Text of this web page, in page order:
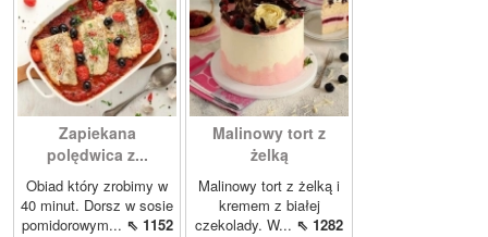
Zapiekana
polędwica z...
Obiad który zrobimy w
40 minut. Dorsz w sosie
pomidorowym... ⇖ 1152
Malinowy tort z
żelką
Malinowy tort z żelką i
kremem z białej
czekolady. W... ⇖ 1282